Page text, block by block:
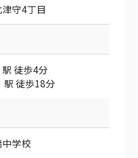
守4丁目
徒歩4分
駅 徒歩18分
学校